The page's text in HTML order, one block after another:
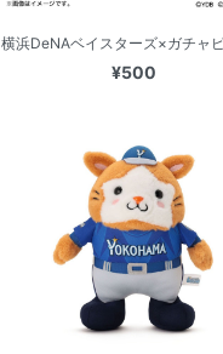
横浜DeNAベイスターズ×ガチャ
¥500